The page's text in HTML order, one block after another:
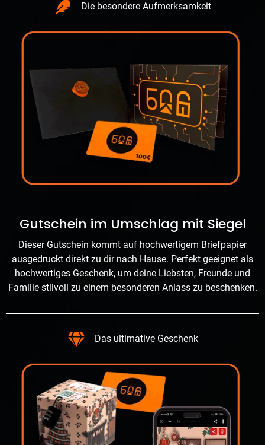
Die besondere Aufmerksamkeit
Gutschein im Umschlag mit Siegel
Dieser Gutschein kommt auf hochwertigem Briefpapier
ausgedruckt direkt zu dir nach Hause. Perfekt geeignet als
hochwertiges Geschenk, um deine Liebsten, Freunde und
Familie stilvoll zu einem besonderen Anlass zu beschenken.
Das ultimative Geschenk